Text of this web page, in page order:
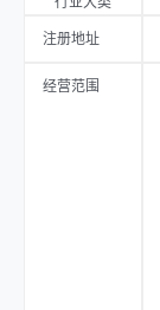
注册地址
经营范围